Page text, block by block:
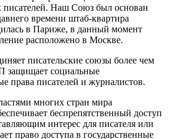
писателей. Наш Союз был основан
времени штаб-квартира
в Париже, в данный момент
расположено в Москве.
писательские союзы более чем
защищает социальные
права писателей и журналистов.
многих стран мира
беспрепятственный доступ
интерес для писателя или
право доступа в государственные